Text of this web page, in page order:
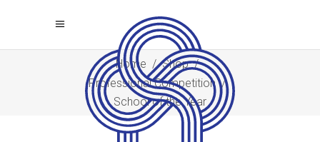
Home /Shop/
Professional Competition/
School of the Year